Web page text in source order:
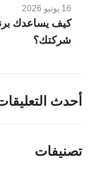
كيف يساعدك
شركتك؟
16 يونيو 2026
أحدث
تصنيفات